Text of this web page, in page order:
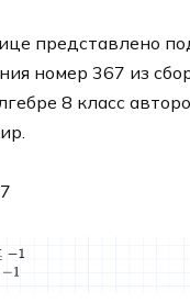
представлено
номер 367 из
8 класс